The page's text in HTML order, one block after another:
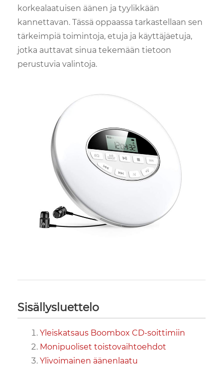
korkealaatuisen äänen ja tyylikkään
kannettavan. Tässä oppaassa tarkastellaan sen
tärkeimpiä toimintoja, etuja ja käyttäjäetuja,
jotka auttavat sinua tekemään tietoon
perustuvia valintoja.
Sisällysluettelo
Yleiskatsaus Boombox CD-soittimiin
Monipuoliset toistovaihtoehdot
Ylivoimainen äänenlaatu